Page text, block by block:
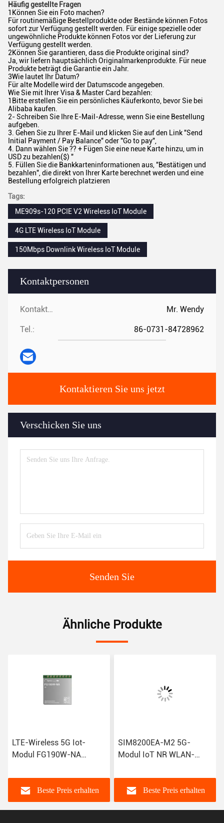
Kontaktpersonen
Kontaktpersonen: Mr. Wendy
Tel.: 86-0731-84728962
Kontaktieren Sie uns jetzt
Verschicken Sie uns
Senden Sie
Häufig gestellte Fragen
1Können Sie ein Foto machen?
Für routinemäßige Bestellprodukte oder Bestände können Fotos
sofort zur Verfügung gestellt werden. Für einige spezielle oder
ungewöhnliche Produkte können Fotos vor der Lieferung zur
Verfügung gestellt werden.
2Können Sie garantieren, dass die Produkte original sind?
Ja, wir liefern hauptsächlich Originalmarkenprodukte. Für neue
Produkte beträgt die Garantie ein Jahr.
3Wie lautet Ihr Datum?
Für alte Modelle wird der Datumscode angegeben.
Wie Sie mit Ihrer Visa & Master Card bezahlen:
1Bitte erstellen Sie ein persönliches Käuferkonto, bevor Sie bei
Alibaba kaufen.
2- Schreiben Sie Ihre E-Mail-Adresse, wenn Sie eine Bestellung
aufgeben.
3. Gehen Sie zu Ihrer E-Mail und klicken Sie auf den Link "Send
Initial Payment / Pay Balance" oder "Go to pay",
4. Dann wählen Sie ?? + Fügen Sie eine neue Karte hinzu, um in
USD zu bezahlen($) "
5. Füllen Sie die Bankkarteninformationen aus, "Bestätigen und
bezahlen", die direkt von Ihrer Karte berechnet werden und eine
Bestellung erfolgreich platzieren
Tags:
ME909s-120 PCIE V2 Wireless IoT Module
4G LTE Wireless IoT Module
150Mbps Downlink Wireless IoT Module
Ähnliche Produkte
LTE-Wireless 5G Iot-
Modul FG190W-NA
GSM-Gprs-Modul
Beste Preis erhalten
SIM8200EA-M2 5G-
Modul IoT NR WLAN-
Sub-6GHz M.2 Wireless
Modul Sim8300G
Beste Preis erhalten